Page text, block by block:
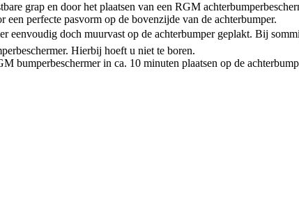
grap en door het plaatsen van een RGM
perfecte pasvorm op de bovenzijde van de achterbumper.
doch muurvast op de achterbumper geplakt. Bij
Hierbij hoeft u niet te boren.
bumperbeschermer in ca. 10 minuten plaatsen op de